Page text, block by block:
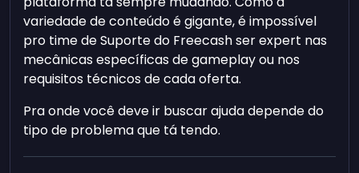
variedade de conteúdo é gigante, é impossível
pro time de Suporte do Freecash ser expert nas
mecânicas específicas de gameplay ou nos
requisitos técnicos de cada oferta.
Pra onde você deve ir buscar ajuda depende do
tipo de problema que tá tendo.